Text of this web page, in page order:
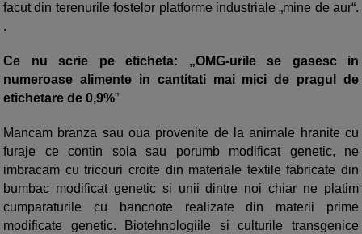
facut din terenurile fostelor platforme in­dus­triale „mine de aur“.
.
Ce nu scrie pe eticheta: „OMG-urile se gasesc in
numeroase alimente in cantitati mai mici de pragul de
etichetare de 0,9%”
Mancam branza sau oua provenite de la animale hranite cu
furaje ce contin soia sau porumb modificat genetic, ne
imbracam cu tricouri croite din materiale textile fabricate din
bumbac modificat genetic si unii dintre noi chiar ne platim
cumparaturile cu bancnote realizate din materii prime
modificate genetic. Biotehnologiile si culturile transgenice